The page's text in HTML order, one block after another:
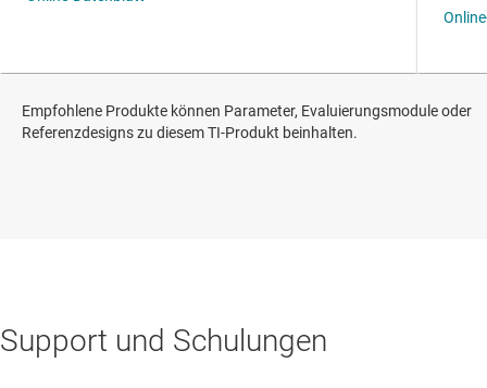
Empfohlene Produkte können Parameter, Evaluierungsmodule oder
Referenzdesigns zu diesem TI-Produkt beinhalten.
Support und Schulungen